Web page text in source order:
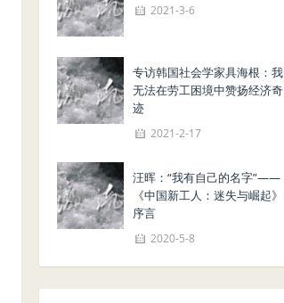
2021-3-6
专访韩国社会学家具海根：我
无法在劳工困境中赞扬经济奇
迹
2021-2-17
汪晖：“我有自己的名字”——
《中国新工人：迷失与崛起》
序言
2020-5-8